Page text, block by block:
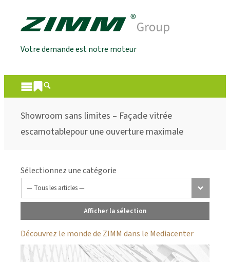
Votre demande est notre moteur
Showroom sans limites – Façade vitrée
escamotablepour une ouverture maximale
Sélectionnez une catégorie
Afficher la sélection
Découvrez le monde de ZIMM dans le Mediacenter